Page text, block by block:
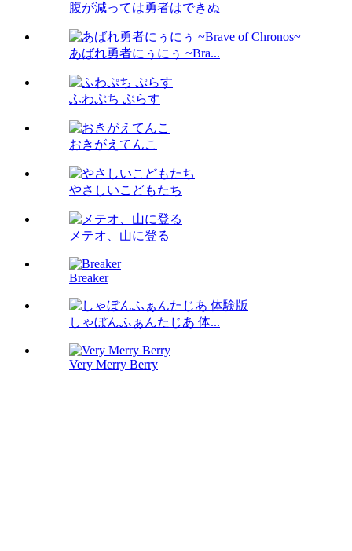
腹が減っては勇者はできぬ
あばれ勇者にぅにぅ ~Bra...
ふわぷち ぷらす
おきがえてんこ
やさしいこどもたち
メテオ、山に登る
Breaker
しゃぼんふぁんたじあ 体...
Very Merry Berry